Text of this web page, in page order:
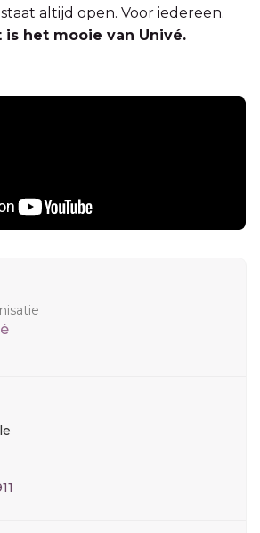
altijd open. Voor iedereen.
is het mooie van Univé.